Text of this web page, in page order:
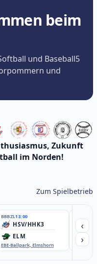
beim
und Baseball5
und
Zukunft
im Norden!
Zum Spielbetrieb
BBBZL13:00
HSV/HHK3
ELM
EBE-Ballpark, Elmshorn
‹
›